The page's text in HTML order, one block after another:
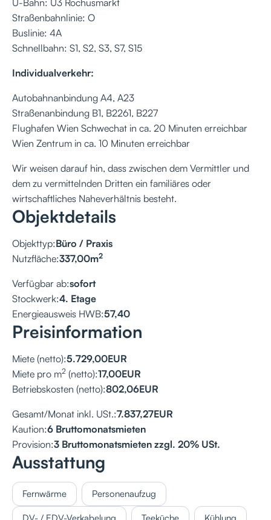
Straßenbahnlinie: O
Buslinie: 4A
Schnellbahn: S1, S2, S3, S7, S15
Individualverkehr:
Autobahnanbindung A4, A23
Straßenanbindung B1, B2261, B227
Flughafen Wien Schwechat in ca. 20 Minuten erreichbar
Wien Zentrum in ca. 10 Minuten erreichbar
Wir weisen darauf hin, dass zwischen dem Vermittler und
dem zu vermittelnden Dritten ein familiäres oder
wirtschaftliches Naheverhältnis besteht.
Objektdetails
Objekttyp:Büro / Praxis
Nutzfläche:337,00m2
Verfügbar ab:sofort
Stockwerk:4. Etage
Energieausweis HWB:57,40
Preisinformation
Miete (netto):5.729,00EUR
Miete pro m2 (netto):17,00EUR
Betriebskosten (netto):802,06EUR
Gesamt/Monat inkl. USt.:7.837,27EUR
Kaution:6 Bruttomonatsmieten
Provision:3 Bruttomonatsmieten zzgl. 20% USt.
Ausstattung
Fernwärme Personenaufzug